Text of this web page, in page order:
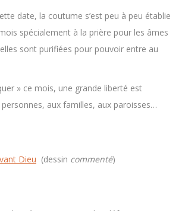
date, la coutume s’est peu à peu établie
spécialement à la prière pour les âmes
sont purifiées pour pouvoir entre au
» ce mois, une grande liberté est
aux familles, aux paroisses…
Dieu (dessin commenté)